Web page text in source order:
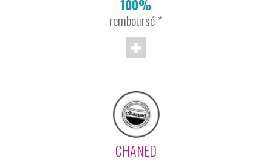
100%
remboursé *
CHANED